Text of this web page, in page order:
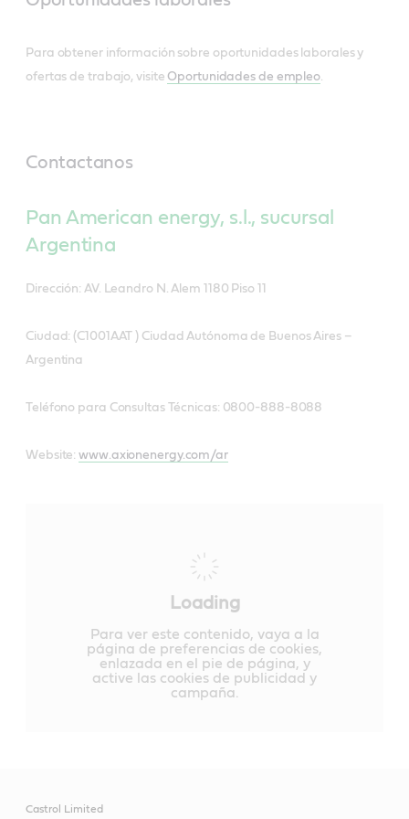
Para obtener información sobre oportunidades laborales y
ofertas de trabajo, visite Oportunidades de empleo
Contactanos
Pan American energy, s.l., sucursal
Argentina
Dirección: AV. Leandro N. Alem 1180 Piso 11
Ciudad: (C1001AAT ) Ciudad Autónoma de Buenos Aires –
Argentina
Teléfono para Consultas Técnicas: 0800-888-8088
Website:www.axionenergy.com/ar
Loading
Para ver este contenido, vaya a la
página de preferencias de cookies,
enlazada en el pie de página, y
active las cookies de publicidad y
campaña.
Castrol Limited